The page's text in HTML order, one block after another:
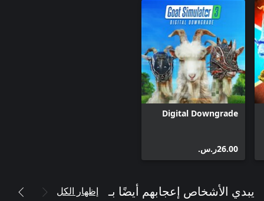
Digital Downgrade
‪ر.س.‏‎26.00‬
يبدي الأشخاص إعجابهم أيضًا بـ إظهار الكل